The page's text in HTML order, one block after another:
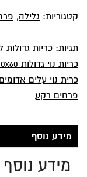
קטגוריות: גלילה,
תגיות: כריות
כריות נוי גדולות 60x60
כרית נוי עלים אדומים
פרחים רקע
מידע נוסף
מידע נוסף